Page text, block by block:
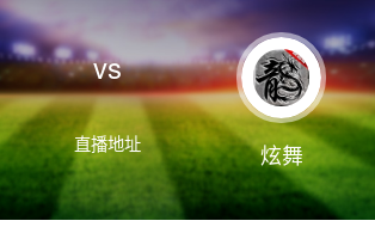
vs
直播地址 炫舞